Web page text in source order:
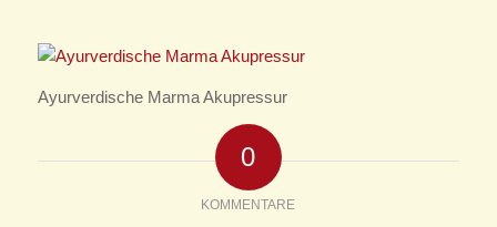
Ayurverdische Marma Akupressur
0
KOMMENTARE